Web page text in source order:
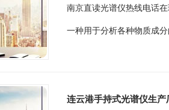
南京直读光谱仪热线电话
一种用于分析各种物质成
连云港手持式光谱仪生产